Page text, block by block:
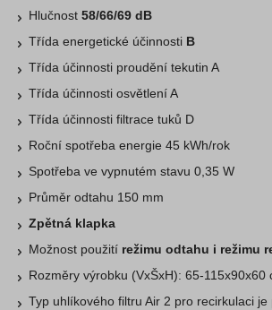
Hlučnost 58/66/69 dB
Třída energetické účinnosti B
Třída účinnosti proudění tekutin A
Třída účinnosti osvětlení A
Třída účinnosti filtrace tuků D
Roční spotřeba energie 45 kWh/rok
Spotřeba ve vypnutém stavu 0,35 W
Průměr odtahu 150 mm
Zpětná klapka
Možnost použití režimu odtahu i režimu
Rozměry výrobku (VxŠxH): 65-115x90x60
Typ uhlíkového filtru Air 2 pro recirkulaci